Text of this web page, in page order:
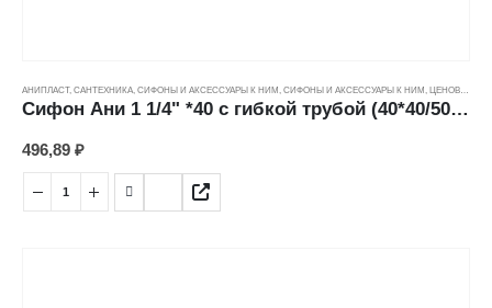
АНИПЛАСТ, САНТЕХНИКА СИФОНЫ И АКСЕССУАРЫ К НИМ СИФОНЫ И АКСЕССУАРЫ К НИМ ЦЕНОВЫЕ ГРУППЫ
Сифон Ани 1 1/4" *40 с гибкой трубой (40*40/50мм) С1015
496,89 ₽